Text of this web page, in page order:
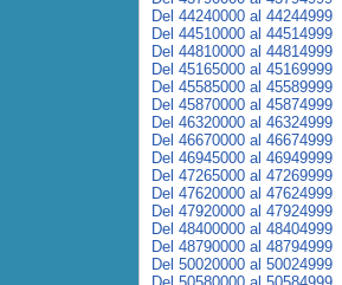
Del 44240000 al 44244999
Del 44510000 al 44514999
Del 44810000 al 44814999
Del 45165000 al 45169999
Del 45585000 al 45589999
Del 45870000 al 45874999
Del 46320000 al 46324999
Del 46670000 al 46674999
Del 46945000 al 46949999
Del 47265000 al 47269999
Del 47620000 al 47624999
Del 47920000 al 47924999
Del 48400000 al 48404999
Del 48790000 al 48794999
Del 50020000 al 50024999